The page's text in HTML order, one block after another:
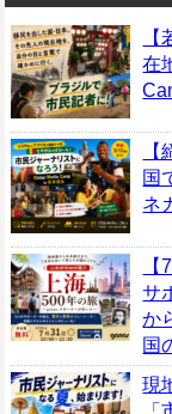
在
国
ネ
サ
か
国
現